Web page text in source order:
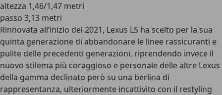
altezza 1,46/1,47 metri
passo 3,13 metri
Rinnovata all’inizio del 2021, Lexus LS ha scelto per la sua
quinta generazione di abbandonare le linee rassicuranti e
pulite delle precedenti generazioni, riprendendo invece il
nuovo stilema più coraggioso e personale delle altre Lexus
della gamma declinato però su una berlina di
rappresentanza, ulteriormente incattivito con il restyling